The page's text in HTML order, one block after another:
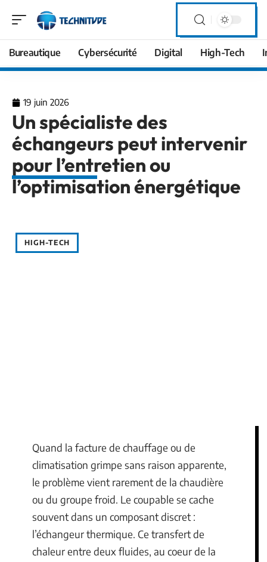
Bureautique Cybersécurité Digital High-Tech
19 juin 2026
Un spécialiste des
échangeurs peut intervenir
pour l’entretien ou
l’optimisation énergétique
HIGH-TECH
Quand la facture de chauffage ou de
climatisation grimpe sans raison apparente,
le problème vient rarement de la chaudière
ou du groupe froid. Le coupable se cache
souvent dans un composant discret :
l’échangeur thermique. Ce transfert de
chaleur entre deux fluides, au coeur de la